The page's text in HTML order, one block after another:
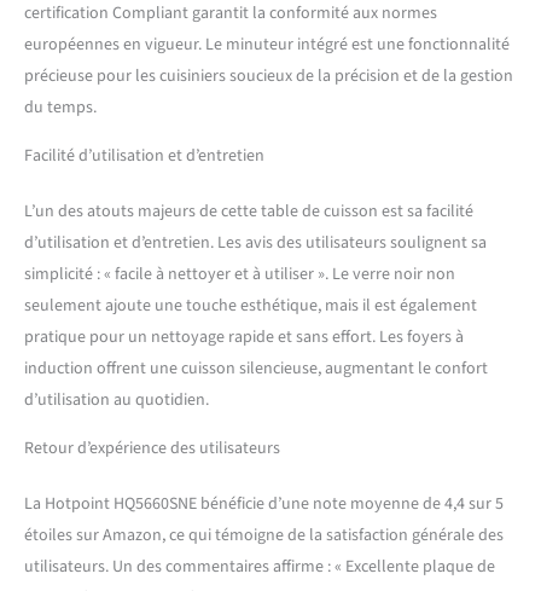
commandes sensitives
frontales assurent une
utilisation simple et
intuitive, tandis que les
enfant garantissent une
et durabilité garanties : Tous
les appareils Hotpoint
bénéficient d'une garantie
disponibilité des pièces
détachées pendant 15 ans,
pour un usage durable et
certification Compliant garantit la conformité aux normes
européennes en vigueur. Le minuteur intégré est une fonctionnalité
précieuse pour les cuisiniers soucieux de la précision et de la gestion
du temps.
Facilité d’utilisation et d’entretien
L’un des atouts majeurs de cette table de cuisson est sa facilité
d’utilisation et d’entretien. Les avis des utilisateurs soulignent sa
simplicité : « facile à nettoyer et à utiliser ». Le verre noir non
seulement ajoute une touche esthétique, mais il est également
pratique pour un nettoyage rapide et sans effort. Les foyers à
induction offrent une cuisson silencieuse, augmentant le confort
d’utilisation au quotidien.
Retour d’expérience des utilisateurs
La Hotpoint HQ5660SNE bénéficie d’une note moyenne de 4,4 sur 5
étoiles sur Amazon, ce qui témoigne de la satisfaction générale des
utilisateurs. Un des commentaires affirme : « Excellente plaque de